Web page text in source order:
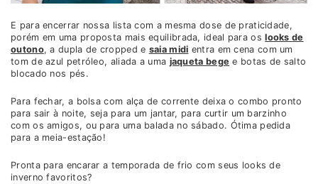
E para encerrar nossa lista com a mesma dose de praticidade,
porém em uma proposta mais equilibrada, ideal para oslooks de
outono, a dupla de cropped e saia midi entra em cena com um
tom de azul petróleo, aliada a uma jaqueta bege e botas de salto
blocado nos pés.
Para fechar, a bolsa com alça de corrente deixa o combo pronto
para sair à noite, seja para um jantar, para curtir um barzinho
com os amigos, ou para uma balada no sábado. Ótima pedida
para a meia-estação!
Pronta para encarar a temporada de frio com seus looks de
inverno favoritos?